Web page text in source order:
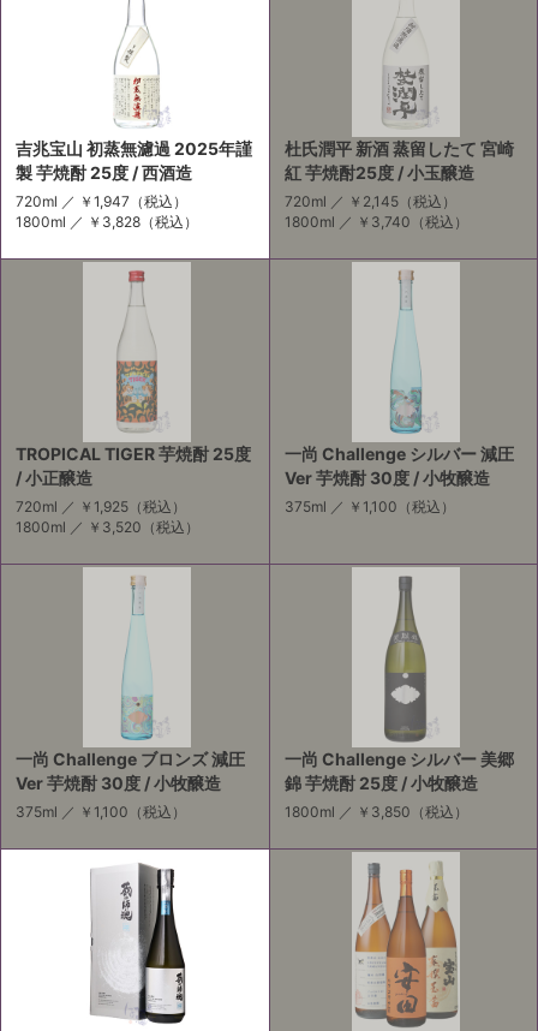
吉兆宝山 初蒸無濾過 2025年謹
製 芋焼酎 25度 / 西酒造
720ml ／ ￥1,947 （税込）
1800ml ／ ￥3,828 （税込）
杜氏潤平 新酒 蒸留したて 宮崎
紅 芋焼酎25度 / 小玉醸造
720ml ／ ￥2,145（税込）
1800ml ／ ￥3,740 （税込）
TROPICAL TIGER 芋焼酎 25度
/ 小正醸造
720ml ／ ￥1,925 （税込）
1800ml ／ ￥3,520 （税込）
一尚 Challenge シルバー 減圧
Ver 芋焼酎 30度 / 小牧醸造
375ml ／ ￥1,100 （税込）
一尚 Challenge ブロンズ 減圧
Ver 芋焼酎 30度 / 小牧醸造
375ml ／ ￥1,100 （税込）
一尚 Challenge シルバー 美郷
錦 芋焼酎 25度 / 小牧醸造
1800ml ／ ￥3,850 （税込）